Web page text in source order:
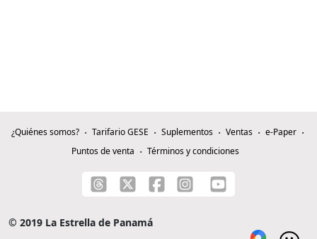
¿Quiénes somos? Tarifario GESE Suplementos Ventas
e-Paper
Puntos de venta
Términos y condiciones
© 2019 La Estrella de Panamá